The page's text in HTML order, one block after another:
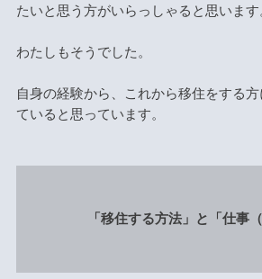
たいと思う方がいらっしゃると思います
わたしもそうでした。
自身の経験から、これから移住をする
ていると思っています。
「移住する方法」と「仕事